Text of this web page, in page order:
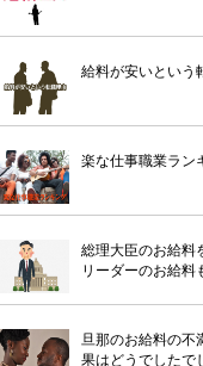
給料が安いという
楽な仕事職業ラン
総理大臣のお給料
リーダーのお給料
旦那のお給料の不
果はどうでしたで